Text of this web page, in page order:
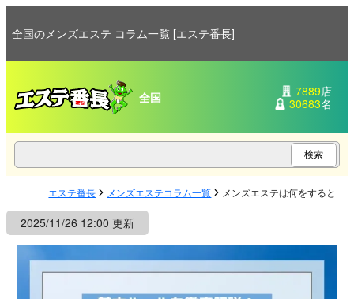
全国のメンズエステ コラム一覧 [エステ番長]
全国 7889店
30683名
エステ番長 メンズエステコラム一覧 メンズエステは何をするとこ
2025/11/26 12:00 更新